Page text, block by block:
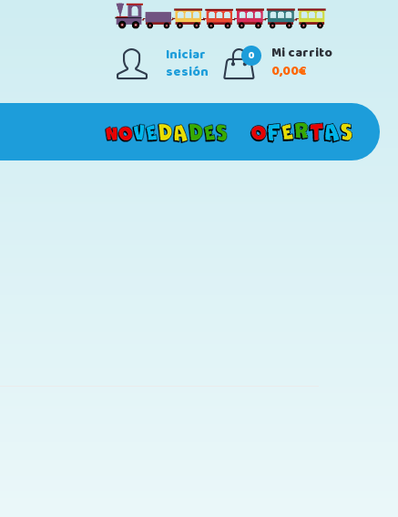
Iniciar
sesión
0
Mi carrito
0,00€